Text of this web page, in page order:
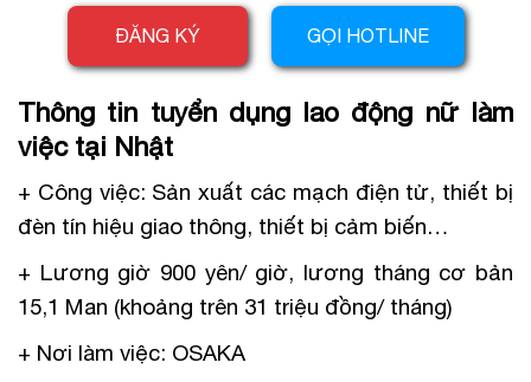
ĐĂNG KÝ GỌI HOTLINE
Thông tin tuyển dụng lao động nữ làm
việc tại Nhật
+ Công việc: Sản xuất các mạch điện tử, thiết bị
đèn tín hiệu giao thông, thiết bị cảm biến…
+ Lương giờ 900 yên/ giờ, lương tháng cơ bản
15,1 Man (khoảng trên 31 triệu đồng/ tháng)
+ Nơi làm việc: OSAKA